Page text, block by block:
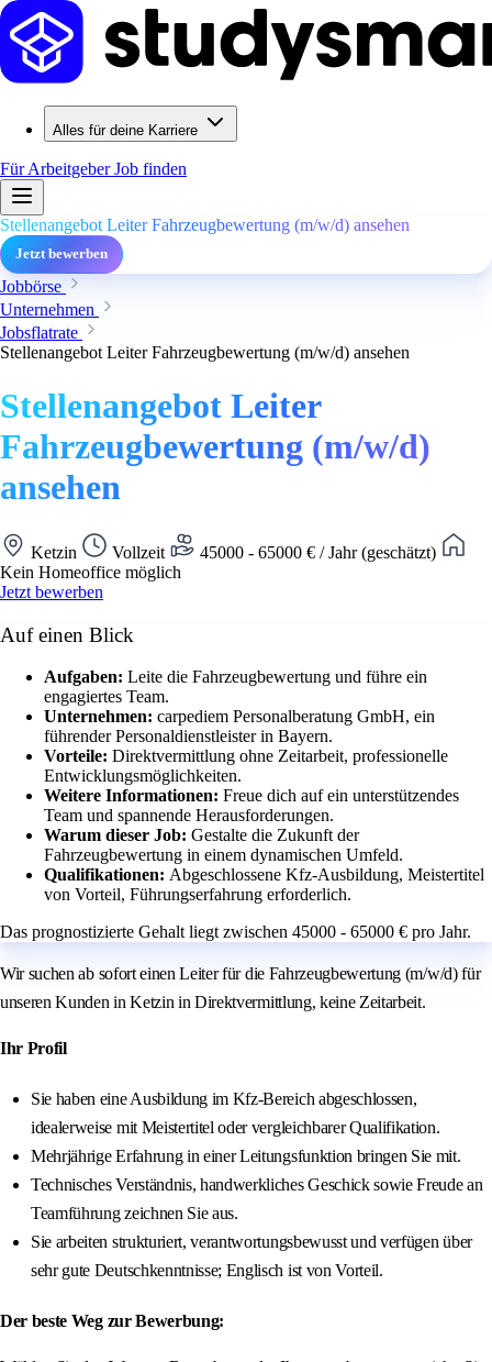
Alles für deine Karriere
Für ArbeitgeberJob finden
Stellenangebot Leiter Fahrzeugbewertung (m/w/d) ansehen
Jetzt bewerben
Jobbörse
Unternehmen
Jobsflatrate
Stellenangebot Leiter Fahrzeugbewertung (m/w/d) ansehen
Stellenangebot Leiter
Fahrzeugbewertung (m/w/d)
ansehen
Ketzin Vollzeit
45000 - 65000 € / Jahr (geschätzt)
Kein Homeoffice möglich
Jetzt bewerben
Auf einen Blick
Aufgaben: Leite die Fahrzeugbewertung und führe ein
engagiertes Team.
Unternehmen: carpediem Personalberatung GmbH, ein
führender Personaldienstleister in Bayern.
Vorteile: Direktvermittlung ohne Zeitarbeit, professionelle
Entwicklungsmöglichkeiten.
Weitere Informationen: Freue dich auf ein unterstützendes
Team und spannende Herausforderungen.
Warum dieser Job: Gestalte die Zukunft der
Fahrzeugbewertung in einem dynamischen Umfeld.
Qualifikationen: Abgeschlossene Kfz-Ausbildung, Meistertitel
von Vorteil, Führungserfahrung erforderlich.
Das prognostizierte Gehalt liegt zwischen 45000 - 65000 € pro Jahr.
Wir suchen ab sofort einen Leiter für die Fahrzeugbewertung (m/w/d) für
unseren Kunden in Ketzin in Direktvermittlung, keine Zeitarbeit.
Ihr Profil
Sie haben eine Ausbildung im Kfz-Bereich abgeschlossen,
idealerweise mit Meistertitel oder vergleichbarer Qualifikation.
Mehrjährige Erfahrung in einer Leitungsfunktion bringen Sie mit.
Technisches Verständnis, handwerkliches Geschick sowie Freude an
Teamführung zeichnen Sie aus.
Sie arbeiten strukturiert, verantwortungsbewusst und verfügen über
sehr gute Deutschkenntnisse; Englisch ist von Vorteil.
Der beste Weg zur Bewerbung: